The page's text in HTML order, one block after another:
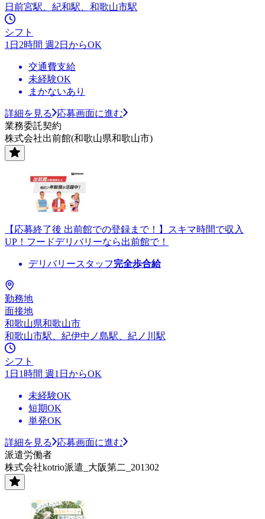
日前宮駅、紀和駅、和歌山市駅
シフト
1日2時間 週2日からOK
交通費支給
未経験OK
まかないあり
詳細を見る
応募画面に進む
業務委託契約
株式会社出前館(和歌山県和歌山市)
【応募終了後 出前館での登録まで！】スキマ時間で収入
UP！フードデリバリーなら出前館で！
デリバリースタッフ完全歩合給
勤務地
面接地
和歌山県和歌山市
和歌山市駅、紀伊中ノ島駅、紀ノ川駅
シフト
1日1時間 週1日からOK
未経験OK
短期OK
単発OK
詳細を見る
応募画面に進む
派遣労働者
株式会社kotrio派遣_大阪第二_201302